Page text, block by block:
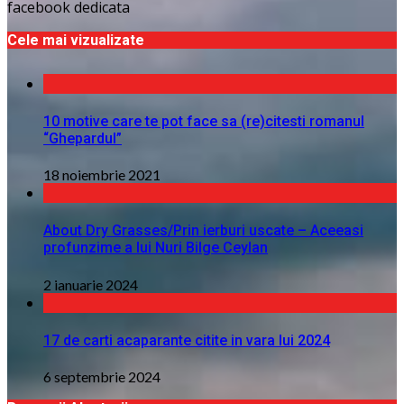
facebook dedicata
Cele mai vizualizate
10 motive care te pot face sa (re)citesti romanul
“Ghepardul”
18 noiembrie 2021
About Dry Grasses/Prin ierburi uscate – Aceeasi
profunzime a lui Nuri Bilge Ceylan
2 ianuarie 2024
17 de carti acaparante citite in vara lui 2024
6 septembrie 2024